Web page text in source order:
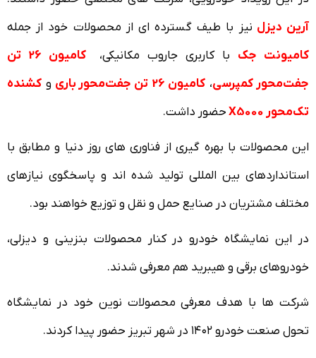
آرین دیزل نیز با طیف گسترده ای از محصولات خود از جمله
کامیونت‌ جک با کاربری‌ جاروب مکانیکی،
کامیون 26 تن
جفت‌محور کمپرسی، کامیون 26 تن جفت‌محور باری و کشنده
تک‌محور X5000
حضور داشت.
این محصولات با بهره گیری از فناوری های روز دنیا و مطابق با
استانداردهای بین المللی تولید شده اند و پاسخگوی نیازهای
مختلف مشتریان در صنایع حمل و نقل و توزیع خواهند بود.
در این نمایشگاه خودرو در کنار محصولات بنزینی و دیزلی،
خودروهای برقی و هیبرید هم معرفی شدند.
شرکت ها با هدف معرفی محصولات نوین خود در نمایشگاه
تحول صنعت خودرو ۱۴۰۲ در شهر تبریز حضور پیدا کردند.